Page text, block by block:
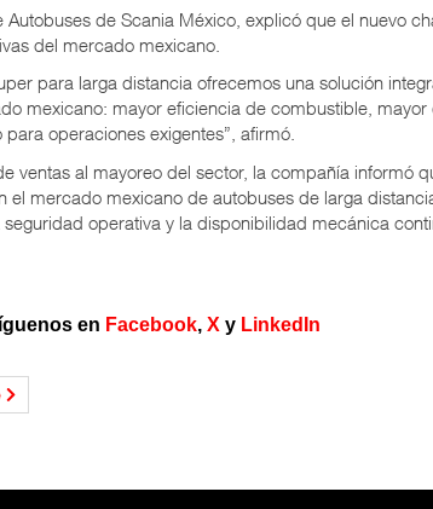
Autobuses de Scania México, explicó que el nuevo
del mercado mexicano.
para larga distancia ofrecemos una solución
mexicano: mayor eficiencia de combustible,
operaciones exigentes”, afirmó.
ventas al mayoreo del sector, la compañía informó
el mercado mexicano de autobuses de larga
operativa y la disponibilidad mecánica
en Facebook, X y LinkedIn